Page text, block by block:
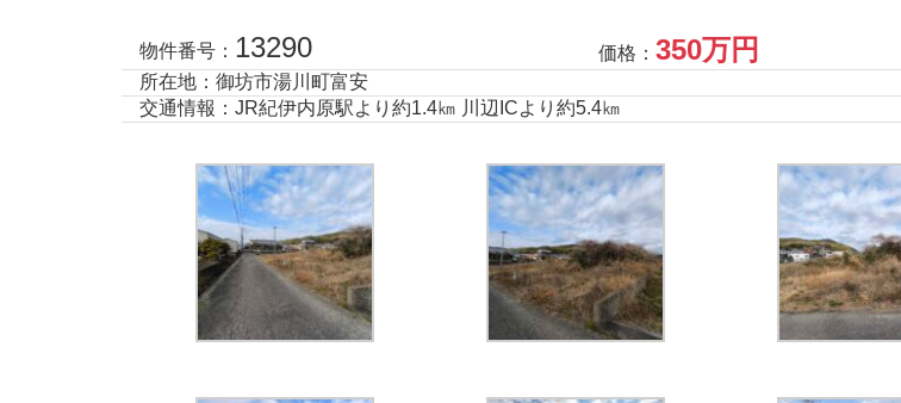
日
時
:
物件番号： 13290 価格： 350万円
所在地：御坊市湯川町富安
交通情報：JR紀伊内原駅より約1.4㎞ 川辺ICより約5.4㎞